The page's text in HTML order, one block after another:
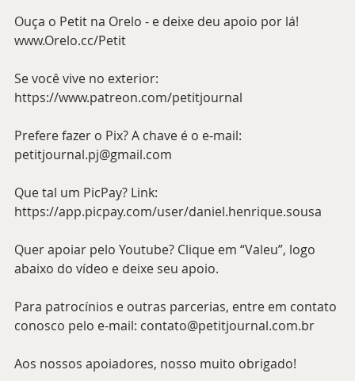
Ouça o Petit na Orelo - e deixe deu apoio por lá!
www.Orelo.cc/Petit
Se você vive no exterior:
https://www.patreon.com/petitjournal
Prefere fazer o Pix? A chave é o e-mail:
petitjournal.pj@gmail.com
Que tal um PicPay? Link:
https://app.picpay.com/user/daniel.henrique.sousa
Quer apoiar pelo Youtube? Clique em “Valeu”, logo
abaixo do vídeo e deixe seu apoio.
Para patrocínios e outras parcerias, entre em contato
conosco pelo e-mail: contato@petitjournal.com.br
Aos nossos apoiadores, nosso muito obrigado!